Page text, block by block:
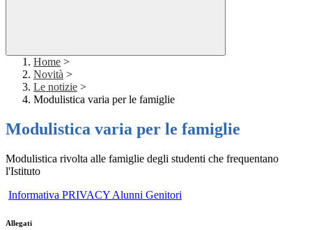
Home >
Novità >
Le notizie >
Modulistica varia per le famiglie
Modulistica varia per le famiglie
Modulistica rivolta alle famiglie degli studenti che frequentano
l'Istituto
Informativa PRIVACY Alunni Genitori
Allegati